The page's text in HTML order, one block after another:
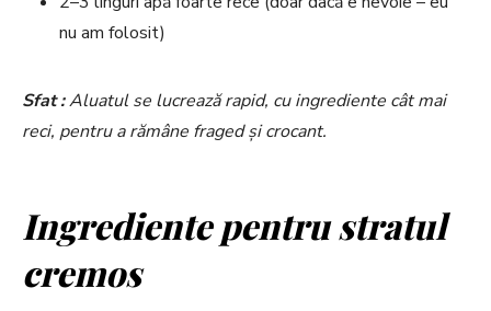
nu am folosit)
Sfat :Aluatul se lucrează rapid, cu ingrediente cât mai
reci, pentru a rămâne fraged și crocant.
Ingrediente pentru stratul
cremos